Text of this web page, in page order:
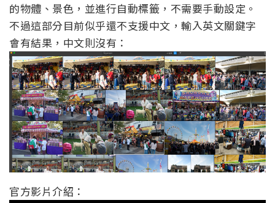
的物體、景色，並進行自動標籤，不需要手動設定。
不過這部分目前似乎還不支援中文，輸入英文關鍵字
會有結果，中文則沒有：
官方影片介紹：